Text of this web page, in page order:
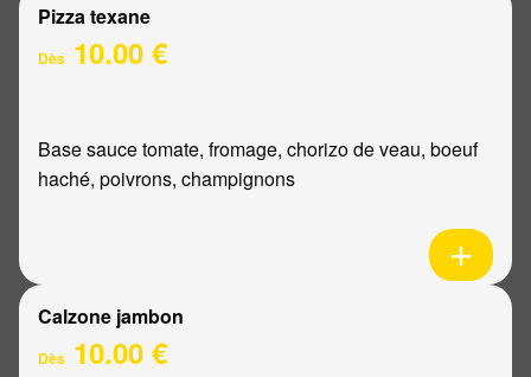
Pizza texane
Dès 10.00 €
Base sauce tomate, fromage, chorizo de veau, boeuf
haché, poivrons, champignons
Calzone jambon
Dès 10.00 €